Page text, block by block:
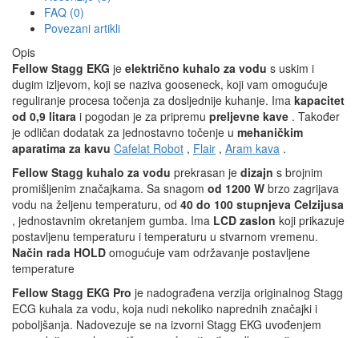
FAQ (0)
Povezani artikli
Opis
Fellow Stagg EKG je električno kuhalo za vodu s uskim i
dugim izljevom, koji se naziva gooseneck, koji vam omogućuje
reguliranje procesa točenja za dosljednije kuhanje. Ima kapacitet
od 0,9 litara i pogodan je za pripremu preljevne kave . Također
je odličan dodatak za jednostavno točenje u mehaničkim
aparatima za kavu Cafelat Robot , Flair , Aram kava .
Fellow Stagg kuhalo za vodu prekrasan je dizajn s brojnim
promišljenim značajkama. Sa snagom od 1200 W brzo zagrijava
vodu na željenu temperaturu, od 40 do 100 stupnjeva Celzijusa
, jednostavnim okretanjem gumba. Ima LCD zaslon koji prikazuje
postavljenu temperaturu i temperaturu u stvarnom vremenu.
Način rada HOLD omogućuje vam održavanje postavljene
temperature
Fellow Stagg EKG Pro je nadograđena verzija originalnog Stagg
ECG kuhala za vodu, koja nudi nekoliko naprednih značajki i
poboljšanja. Nadovezuje se na izvorni Stagg EKG uvođenjem